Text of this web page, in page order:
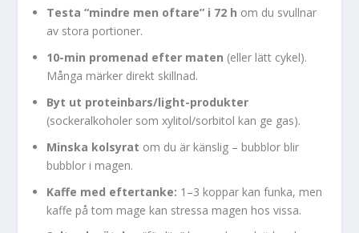
Testa “mindre men oftare” i 72 h om du svullnar
av stora portioner.
10-min promenad efter maten (eller lätt cykel).
Många märker direkt skillnad.
Byt ut proteinbars/light-produkter
(sockeralkoholer som xylitol/sorbitol kan ge gas).
Minska kolsyrat om du är känslig – bubblor blir
bubblor i magen.
Kaffe med eftertanke: 1–3 koppar kan funka, men
kaffe på tom mage kan stressa magen hos vissa.